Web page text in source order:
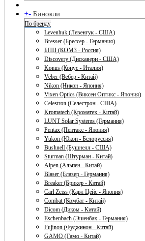
+- Бинокли
По бренду
Levenhuk (Левенгук - США)
Bresser (Брессер - Германия)
БПЦ (КОМЗ - Россия)
Discovery (Дискавери - США)
Konus (Конус - Италия)
Veber (Вебер - Китай)
Nikon (Никон - Япония)
Vixen Optics (Виксен Оптикс - Япония)
Celestron (Селестрон - США)
Kromatech (Кроматек - Китай)
LUNT Solar Systems (Германия)
Pentax (Пентакс - Япония)
Yukon (Юкон - Белоруссия)
Bushnell (Бушнелл - США)
Sturman (Штурман - Китай)
Alpen (Альпен - Китай)
Blaser (Блазер - Германия)
Breaker (Брикер - Китай)
Carl Zeiss (Карл Цейс - Япония)
Combat (Комбат - Китай)
Dicom (Диком - Китай)
Eschenbach (Эшенбах - Германия)
Fujinon (Фуджинон - Китай)
GAMO (Гамо - Китай)